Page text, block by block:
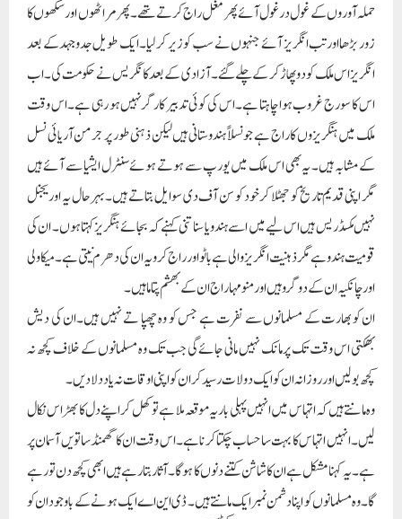
حملہ آوروں کے غول در غول آئے پھر مغل راج کرتے تھے۔پھر مراٹھوں اور سکھوں کا
زور بڑھا اور تب انگریز آئے جنہوں نے سب کو زیر کر لیا۔ایک طویل جدوجہد کے بعد
انگریز اس ملک کو دو پھاڑ کر کے چلے گئے۔ آزادی کے بعد کانگریس نے حکومت کی۔اب
اس کا سورج غروب ہوا چاہتا ہے۔اس کی کوئی تدبیر کارگرنہیں ہو رہی ہے۔اس وقت
ملک میں ہنگریزوں کا راج ہے جو نسلاً ہندوستانی ہیں لیکن ذہنی طور پر جرمن آریائی نسل
کے مشابہ ہیں۔ یہ بھی اس ملک میں یورپ سے ہوتے ہوئے سنٹرل ایشیا سے آئے ہیں
مگر اپنی قدیم تاریخ کو جھٹلا کر خود کو سن آف دی سوایل بتاتے ہیں۔بہر حال یہ اوریجنل
نہیں مکسڈریس ہیں اس لیے میں اسے ہندو یا سناتنی کہنے کہ بجائے ہنگریز کہتا ہوں۔ ان کی
قومیت ہندو ہے مگر ذہنیت انگریز والی ہے باٹو اور راج کرو یہ ان کی دھرم نیتی ہے۔میکاولی
اور چانکیہ ان کے دو گرو ہیں اور منو مہاراج ان کے بھشم پتاما ہیں۔
ان کو بھارت کے مسلمانوں سے نفرت ہے جس کو وہ چھپا تے نہیں ہیں۔ان کی دیش
بھکتی اس وقت تک پرمانک نہیں مانی جائے گی جب تک وہ مسلمانوں کے خلاف کچھ نہ
کچھ بولیں اور روزانہ ان کو ایک دو لات رسید کر ان کو اپنی اوقات نہ یاد دلا دیں۔
وہ ما نتے ہیں کہ اتہاس میں انہیں پہلی بار یہ موقعہ ملا ہے تو کھل کر اپنے دل کا بھڑاس نکال
لیں۔ انہیں اتہاس کا بہت سا حساب چکتا کر نا ہے۔ اس وقت ان کا گھمنڈ ساتویں آسمان پر
ہے۔یہ کہنا مشکل ہے ان کا شاشن کتنے دنوں کا ہوگا۔ آثار بتارہے ہیں ابھی کچھ دن تو رہے
گا۔وہ مسلمانوں کو اپنا دشمن نمبر ایک مانتے ہیں۔ ڈی این اے ایک ہونے کے باوجود ان کو